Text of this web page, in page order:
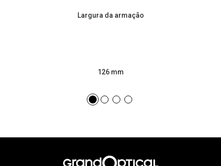
Largura da armação
126 mm